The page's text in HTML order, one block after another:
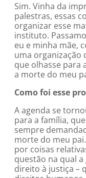
Sim. Vinha da
palestras, essas
organizar esse
instituto.
eu e minha mãe,
uma organização
que olhasse para
a morte do meu
Como foi esse
A agenda se
para a família,
sempre
morte do meu
por coisas
questão na qual
direito à justiça –